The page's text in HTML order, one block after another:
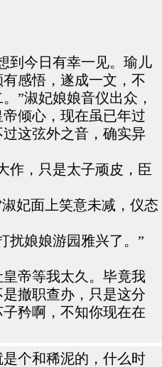
到今日有幸一见。瑜儿
感悟，遂成一文，不
”淑妃娘娘音仪出众，
倾心，现在虽已年过
这弦外之音，确实异
作，只是太子顽皮，臣
妃面上笑意未减，仪态
扰娘娘游园雅兴了。”
帝等我太久。毕竟我
撤职查办，只是这分
矜啊，不知你现在在
个和稀泥的，什么时